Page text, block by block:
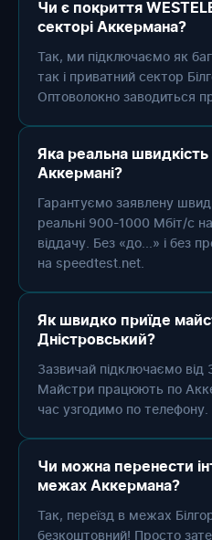
Чи є покриття
секторі Аккермана?
Так, ми підключаємо як
так і приватний сектор
Оптоволокно заводиться
Яка реальна швидкість
Аккермані?
Гарантуємо заявлену
реальні 900-1000 Мбіт/с
віддачу. Без «до...» і без
на speedtest.net.
Як швидко приїде
Дністровський?
Зазвичай підключаємо від
Майстри працюють по
час узгодимо по телефону.
Чи можна перенести
межах Аккермана?
Так, переїзд в межах
безкоштовний! Просто